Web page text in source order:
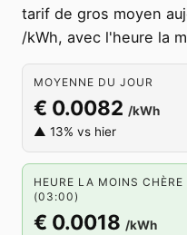
tarif de gros moyen
/kWh, avec l'heure la
MOYENNE DU JOUR
€ 0.0082 /kWh
▲ 13% vs hier
HEURE LA MOINS CHÈRE
(03:00)
€ 0.0018 /kWh